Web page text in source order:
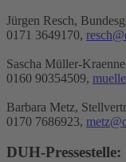
Jürgen Resch,
0171 3649170,
Sascha Müller-
0160 90354509,
Barbara Metz,
0170 7686923,
DUH-Pressestelle: